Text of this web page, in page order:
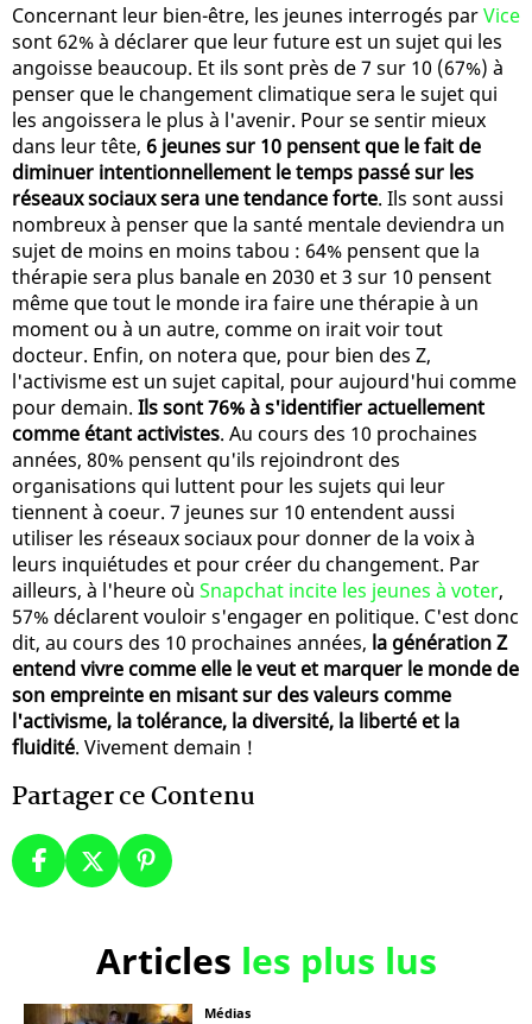
Concernant leur bien-être, les jeunes interrogés parVice
sont 62% à déclarer que leur future est un sujet qui les
angoisse beaucoup. Et ils sont près de 7 sur 10 (67%) à
penser que le changement climatique sera le sujet qui
les angoissera le plus à l'avenir. Pour se sentir mieux
dans leur tête, 6 jeunes sur 10 pensent que le fait de
diminuer intentionnellement le temps passé sur les
réseaux sociaux sera une tendance forte. Ils sont aussi
nombreux à penser que la santé mentale deviendra un
sujet de moins en moins tabou : 64% pensent que la
thérapie sera plus banale en 2030 et 3 sur 10 pensent
même que tout le monde ira faire une thérapie à un
moment ou à un autre, comme on irait voir tout
docteur. Enfin, on notera que, pour bien des Z,
l'activisme est un sujet capital, pour aujourd'hui comme
pour demain. Ils sont 76% à s'identifier actuellement
comme étant activistes. Au cours des 10 prochaines
années, 80% pensent qu'ils rejoindront des
organisations qui luttent pour les sujets qui leur
tiennent à coeur. 7 jeunes sur 10 entendent aussi
utiliser les réseaux sociaux pour donner de la voix à
leurs inquiétudes et pour créer du changement. Par
ailleurs, à l'heure où Snapchat incite les jeunes à voter,
57% déclarent vouloir s'engager en politique. C'est donc
dit, au cours des 10 prochaines années, la génération Z
entend vivre comme elle le veut et marquer le monde de
son empreinte en misant sur des valeurs comme
l'activisme, la tolérance, la diversité, la liberté et la
fluidité. Vivement demain !
Partager ce Contenu
Articles les plus lus
Médias